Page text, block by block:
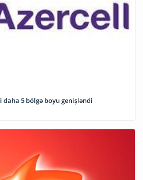
daha 5 bölgə boyu genişləndi